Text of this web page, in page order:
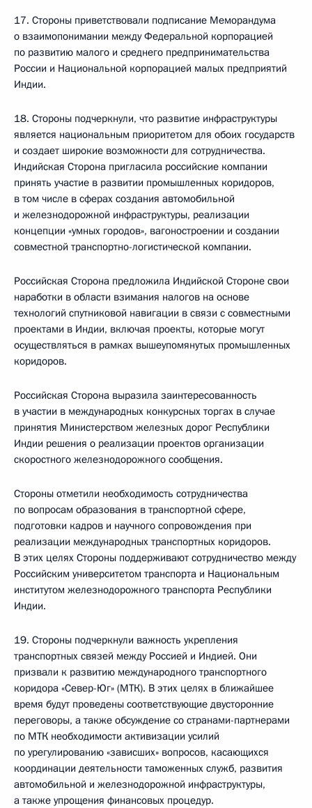
17. Стороны приветствовали подписание Меморандума
о взаимопонимании между Федеральной корпорацией
по развитию малого и среднего предпринимательства
России и Национальной корпорацией малых предприятий
Индии.
18. Стороны подчеркнули, что развитие инфраструктуры
является национальным приоритетом для обоих государств
и создает широкие возможности для сотрудничества.
Индийская Сторона пригласила российские компании
принять участие в развитии промышленных коридоров,
в том числе в сферах создания автомобильной
и железнодорожной инфраструктуры, реализации
концепции «умных городов», вагоностроении и создании
совместной транспортно-логистической компании.
Российская Сторона предложила Индийской Стороне свои
наработки в области взимания налогов на основе
технологий спутниковой навигации в связи с совместными
проектами в Индии, включая проекты, которые могут
осуществляться в рамках вышеупомянутых промышленных
коридоров.
Российская Сторона выразила заинтересованность
в участии в международных конкурсных торгах в случае
принятия Министерством железных дорог Республики
Индии решения о реализации проектов организации
скоростного железнодорожного сообщения.
Стороны отметили необходимость сотрудничества
по вопросам образования в транспортной сфере,
подготовки кадров и научного сопровождения при
реализации международных транспортных коридоров.
В этих целях Стороны поддерживают сотрудничество между
Российским университетом транспорта и Национальным
институтом железнодорожного транспорта Республики
Индии.
19. Стороны подчеркнули важность укрепления
транспортных связей между Россией и Индией. Они
призвали к развитию международного транспортного
коридора «Север-Юг» (МТК). В этих целях в ближайшее
время будут проведены соответствующие двусторонние
переговоры, а также обсуждение со странами-партнерами
по МТК необходимости активизации усилий
по урегулированию «зависших» вопросов, касающихся
координации деятельности таможенных служб, развития
автомобильной и железнодорожной инфраструктуры,
а также упрощения финансовых процедур.